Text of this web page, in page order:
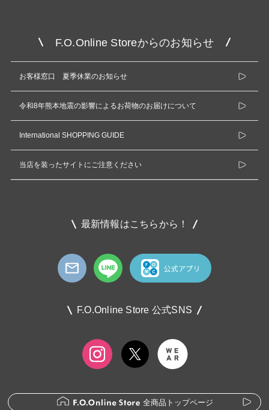
F.O.Online Storeからのお知らせ
お客様窓口 夏季休業のお知らせ
令和8年熊本地震の影響によるお荷物のお届けについて
International SHOPPING GUIDE
当店を装ったサイトにご注意ください
最新情報はこちらから！
F.O.Online Store 公式SNS
全商品トップページ